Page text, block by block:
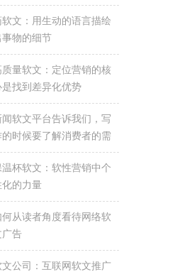
软文：用生动的语言描绘
事物的细节
质量软文：定位营销的核
是找到差异化优势
闻软文平台告诉我们，写
的时候要了解消费者的需
和偏好
温杯软文：软性营销中个
化的力量
何从读者角度看待网络软
广告
文公司：互联网软文推广